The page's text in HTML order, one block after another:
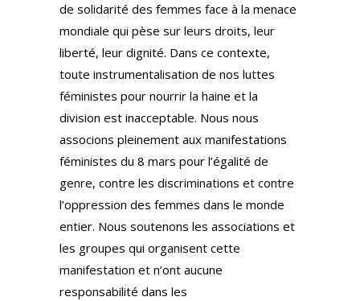
de solidarité des femmes face à la menace
mondiale qui pèse sur leurs droits, leur
liberté, leur dignité. Dans ce contexte,
toute instrumentalisation de nos luttes
féministes pour nourrir la haine et la
division est inacceptable. Nous nous
associons pleinement aux manifestations
féministes du 8 mars pour l’égalité de
genre, contre les discriminations et contre
l’oppression des femmes dans le monde
entier. Nous soutenons les associations et
les groupes qui organisent cette
manifestation et n’ont aucune
responsabilité dans les